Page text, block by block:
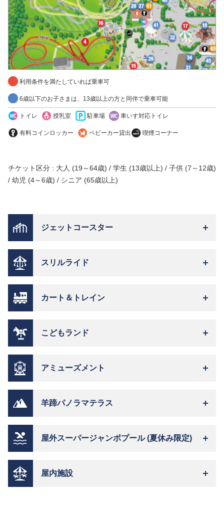
利用条件を満たしていれば乗車可
6歳以下のお子さまは、13歳以上の方と同伴で乗車可能
トイレ 授乳室 駐車場 車いす対応トイレ
有料コインロッカー ベビーカー貸出 喫煙コーナー
チケット区分 : 大人 (19～64歳) / 学生 (13歳以上) / 子供 (7～12歳)
/ 幼児 (4～6歳) / シニア (65歳以上)
ジェットコースター
スリルライド
カート＆トレイン
こどもランド
アミューズメント
羊蹄パノラマテラス
屋外スーパージャンボプール (夏休み限定)
屋内施設